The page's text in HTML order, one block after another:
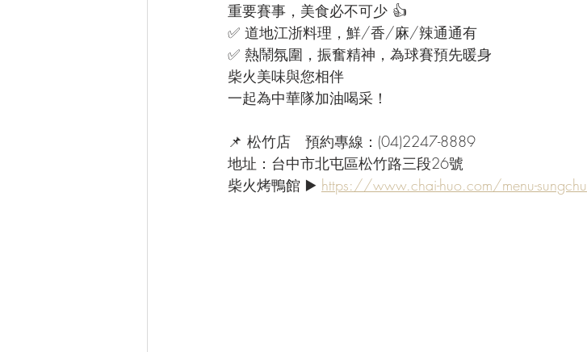
重要賽事，美食必不可少 👍
✅ 道地江浙料理，鮮/香/麻/辣通通有
✅ 熱鬧氛圍，振奮精神，為球賽預先暖身
柴火美味與您相伴
一起為中華隊加油喝采！
📌 松竹店　預約專線：(04)2247-8889
地址：台中市北屯區松竹路三段26號
柴火烤鴨館 ▶️ https://www.chai-huo.com/menu-sungchu